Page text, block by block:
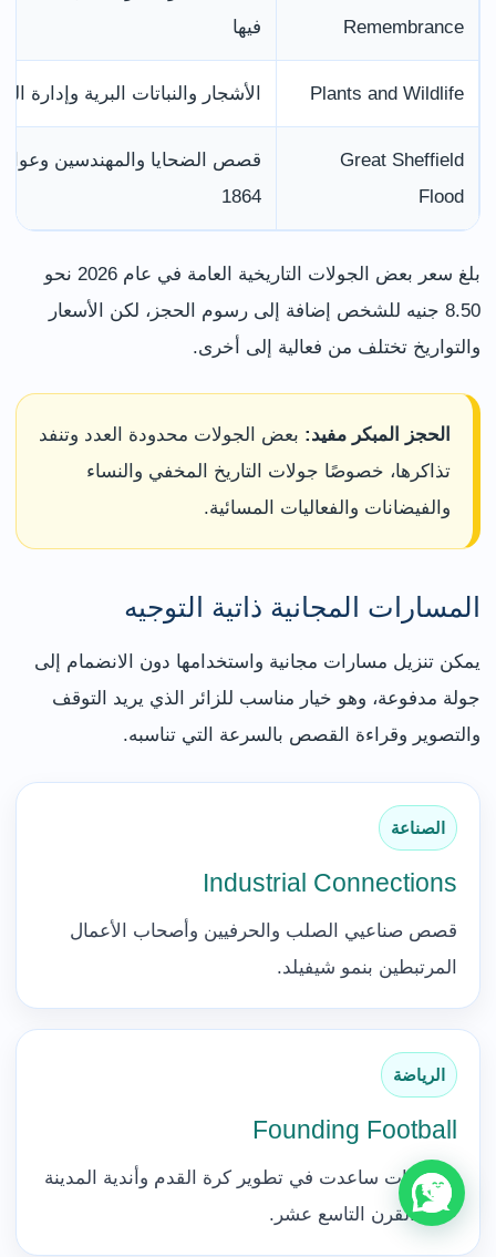
Remembrance
فيها
Plants and Wildlife الأشجار والنباتات البرية وإدارة
Great Sheffield
Flood
قصص الضحايا والمهندسين
1864
بلغ سعر بعض الجولات التاريخية العامة في عام 2026 نحو
8.50 جنيه للشخص إضافة إلى رسوم الحجز، لكن الأسعار
والتواريخ تختلف من فعالية إلى أخرى.
الحجز المبكر مفيد: بعض الجولات محدودة العدد وتنفد
تذاكرها، خصوصًا جولات التاريخ المخفي والنساء
والفيضانات والفعاليات المسائية.
المسارات المجانية ذاتية التوجيه
يمكن تنزيل مسارات مجانية واستخدامها دون الانضمام إلى
جولة مدفوعة، وهو خيار مناسب للزائر الذي يريد التوقف
والتصوير وقراءة القصص بالسرعة التي تناسبه.
الصناعة
Industrial Connections
قصص صناعيي الصلب والحرفيين وأصحاب الأعمال
المرتبطين بنمو شيفيلد.
الرياضة
Founding Football
شخصيات ساعدت في تطوير كرة القدم وأندية المدينة
خلال القرن التاسع عشر.